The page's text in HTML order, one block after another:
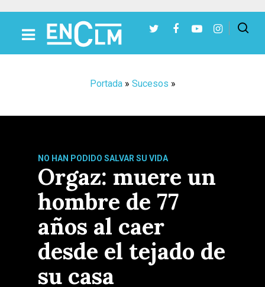
Portada» Sucesos »
NO HAN PODIDO SALVAR SU VIDA
Orgaz: muere un
hombre de 77
años al caer
desde el tejado de
su casa